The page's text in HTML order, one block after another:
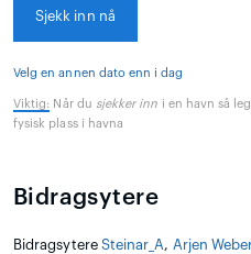
Sjekk inn nå
Velg en annen dato enn i dag
Viktig: Når du sjekker inn i en havn så
fysisk plass i havna
Bidragsytere
Bidragsytere Steinar_A, Arjen